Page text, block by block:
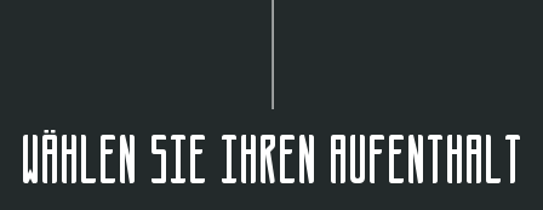
Wählen Sie Ihren Aufenthalt